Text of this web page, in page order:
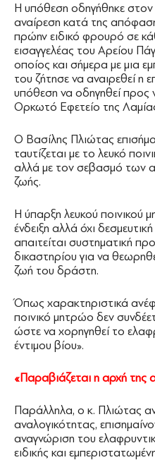
Η υπόθεση οδηγήθηκε
αναίρεση κατά της
πρώην ειδικό φρουρό σε
εισαγγελέας του Αρείου
οποίος και σήμερα με μια
του ζήτησε να αναιρεθεί η
υπόθεση να οδηγηθεί προς
Ορκωτό Εφετείο της
Ο Βασίλης Πλιώτας
ταυτίζεται με το λευκό
αλλά με τον σεβασμό των
ζωής.
Η ύπαρξη λευκού ποινικού
ένδειξη αλλά όχι
απαιτείται συστηματική
δικαστηρίου για να
ζωή του δράστη.
Όπως χαρακτηριστικά
ποινικό μητρώο δεν
ώστε να χορηγηθεί το
έντιμου βίου».
«Παραβιάζεται η αρχή της
Παράλληλα, ο κ. Πλιώτας
αναλογικότητας,
αναγνώριση του
ειδικής και